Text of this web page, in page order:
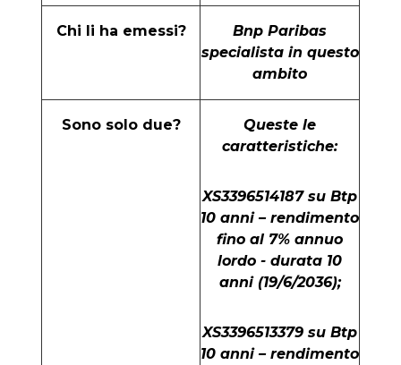
Chi li ha emessi?
Bnp Paribas
specialista in questo
ambito
Sono solo due?
Queste le
caratteristiche:
XS3396514187 su Btp
10 anni – rendimento
fino al 7% annuo
lordo - durata 10
anni (19/6/2036);
XS3396513379 su Btp
10 anni – rendimento